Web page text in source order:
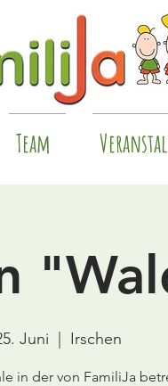
Team
Juni Irschen
in der von FamiliJa